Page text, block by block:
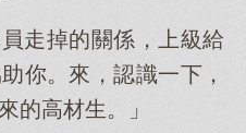
走掉的關係，上級給
你。來，認識一下，
的高材生。」